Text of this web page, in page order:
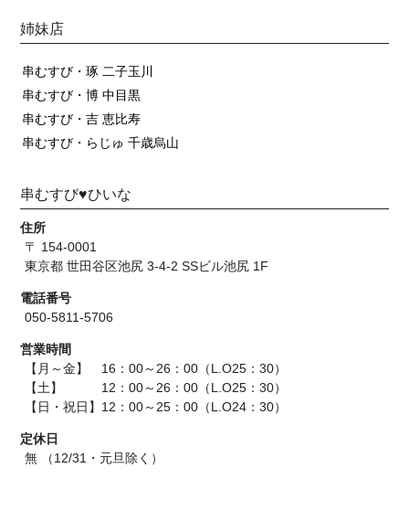
姉妹店
串むすび・琢 二子玉川
串むすび・博 中目黒
串むすび・吉 恵比寿
串むすび・らじゅ 千歳烏山
串むすび♥ひいな
住所
〒 154-0001
東京都 世田谷区池尻 3-4-2 SSビル池尻 1F
電話番号
050-5811-5706
営業時間
【月～金】 16：00～26：00（L.O25：30）
【土】 12：00～26：00（L.O25：30）
【日・祝日】12：00～25：00（L.O24：30）
定休日
無 （12/31・元旦除く）